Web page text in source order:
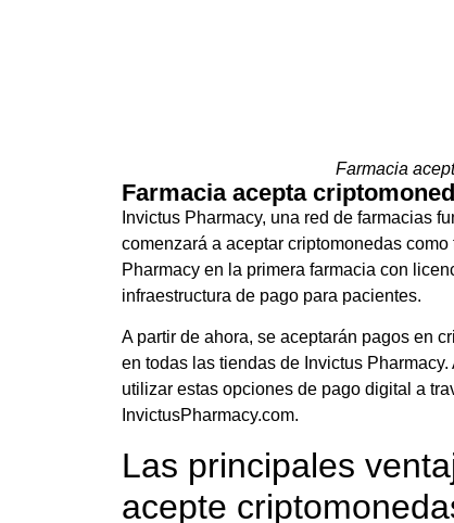
Farmacia
Farmacia acepta
Invictus Pharmacy, una red de farmacias
comenzará a aceptar criptomonedas
Pharmacy en la primera farmacia con
infraestructura de pago para pacientes.
A partir de ahora, se aceptarán pagos en
en todas las tiendas de Invictus
utilizar estas opciones de pago digital a
InvictusPharmacy.com.
Las principales
acepte